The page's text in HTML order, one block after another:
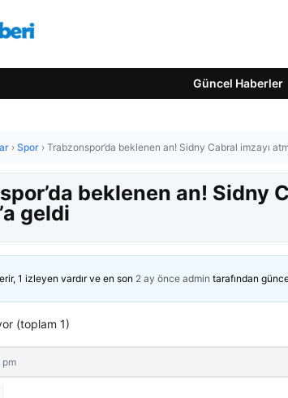
Güncel Haberler
› Spor › Trabzonspor’da beklenen an! Sidny Cabral imzayı
beklenen an! Sidny
geldi
1 izleyen vardır ve en son 2 ay önce admin tarafından
(toplam 1)